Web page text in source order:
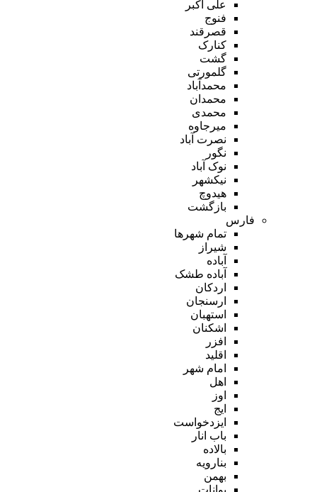
علی اکبر
فنوج
قصرقند
کنارک
گشت
گلمورتی
محمدآباد
محمدان
محمدی
میرجاوه
نصرت آباد
نگور
نوک آباد
نیکشهر
هیدوچ
بازگشت
فارس
تمام شهر‌ها
شیراز
آباده
آباده طشک
اردکان
ارسنجان
استهبان
اشکنان
افزر
اقلید
امام شهر
اهل
اوز
ایج
ایزدخواست
باب انار
بالاده
بنارویه
بهمن
بوانات